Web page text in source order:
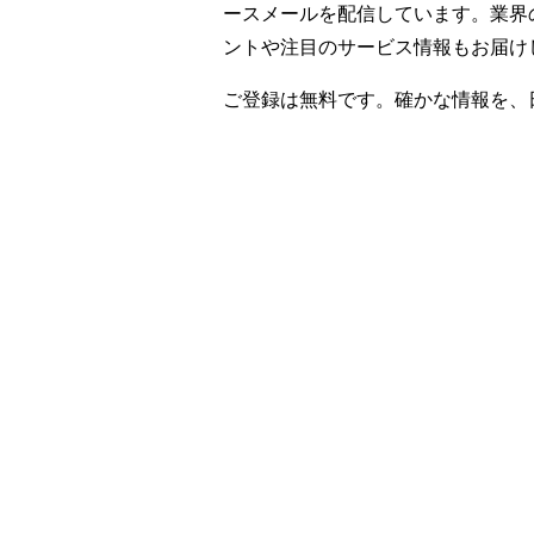
ースメールを配信しています。業
ントや注目のサービス情報もお届
ご登録は無料です。確かな情報を